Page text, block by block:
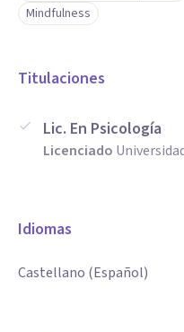
Mindfulness
Titulaciones
Lic. En Psicología
Licenciado
Idiomas
Castellano (Español)